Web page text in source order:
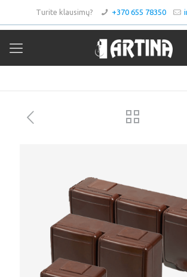
Turite klausimų? +370 655 78350
Asortimentas